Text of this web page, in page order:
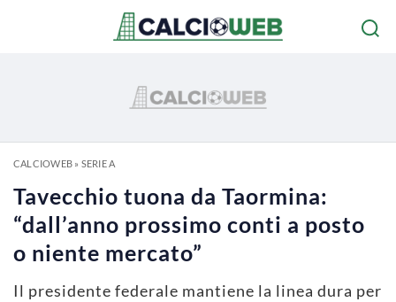
CALCIOWEB» SERIE A
Tavecchio tuona da Taormina:
“dall’anno prossimo conti a posto
o niente mercato”
Il presidente federale mantiene la linea dura per